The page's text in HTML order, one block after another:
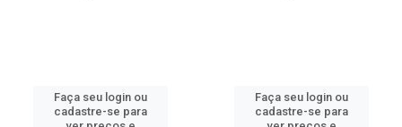
Faça seu login ou
cadastre-se para
Faça seu login ou
cadastre-se para